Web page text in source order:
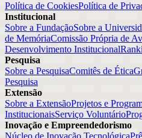
Política de CookiesPolítica de
Institucional
Sobre a FundaçãoSobre a
de MemóriaComissão Própria de
Desenvolvimento Institucional
Pesquisa
Sobre a PesquisaComitês de Ética
Pesquisa
Extensão
Sobre a ExtensãoProjetos e
InstitucionaisServiço Voluntário
Inovação e Empreendedorismo
Núcleo de Inovação Tecnológica